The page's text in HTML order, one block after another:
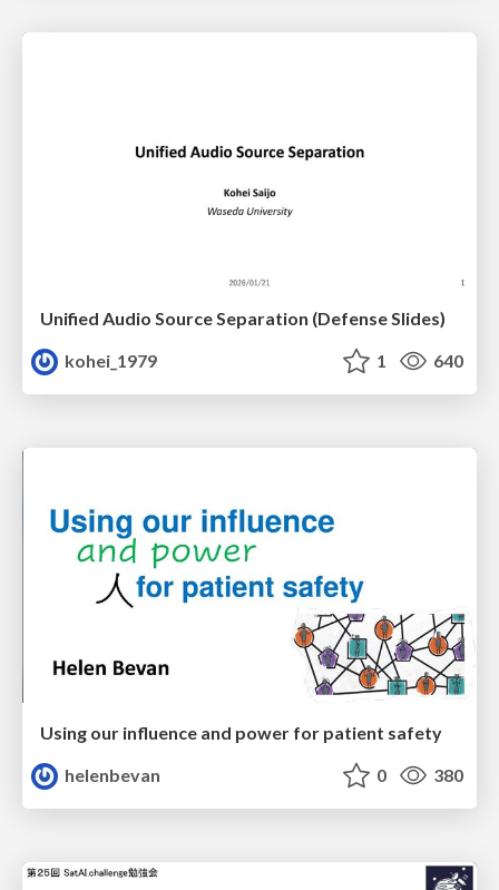
Unified Audio Source Separation (Defense Slides)
kohei_1979
1 640
Using our influence and power for patient safety
helenbevan
0 380